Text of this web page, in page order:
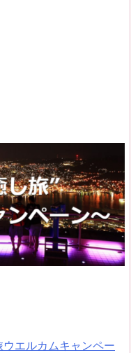
エルカムキャンペー